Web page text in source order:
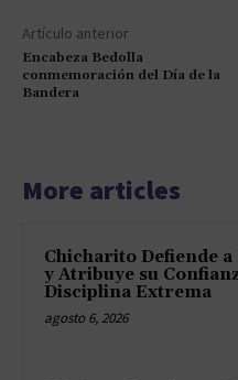
Artículo anterior
Encabeza Bedolla
conmemoración del Día de la
Bandera
More articles
Chicharito Defiende a
y Atribuye su
Disciplina Extrema
agosto 6, 2026